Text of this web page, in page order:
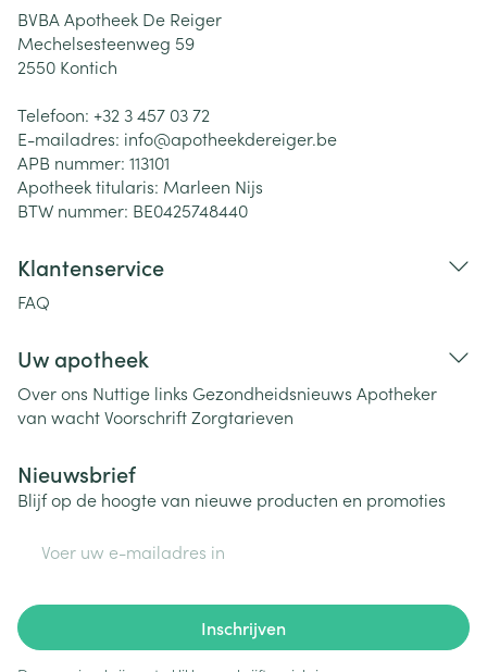
BVBA Apotheek De Reiger
Mechelsesteenweg 59
2550 Kontich
Telefoon: +32 3 457 03 72
E-mailadres: info@apotheekdereiger.be
APB nummer: 113101
Apotheek titularis: Marleen Nijs
BTW nummer: BE0425748440
Klantenservice
FAQ
Uw apotheek
Over ons Nuttige links Gezondheidsnieuws Apotheker
van wachtVoorschriftZorgtarieven
Nieuwsbrief
Blijf op de hoogte van nieuwe producten en promoties
Inschrijven